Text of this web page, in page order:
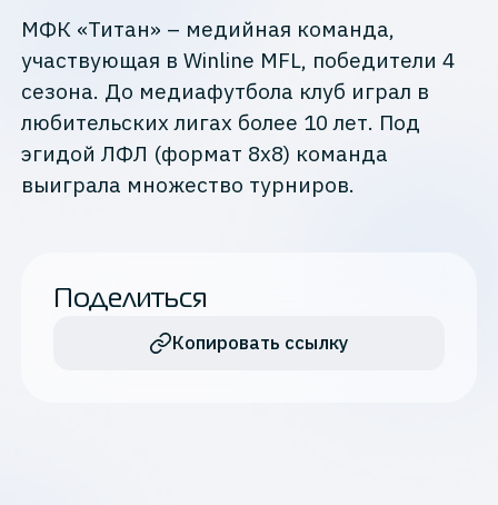
Поделиться
Копировать ссылку
МФК «Титан» – медийная команда,
участвующая в Winline MFL, победители 4
сезона. До медиафутбола клуб играл в
любительских лигах более 10 лет. Под
эгидой ЛФЛ (формат 8х8) команда
выиграла множество турниров.